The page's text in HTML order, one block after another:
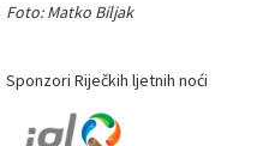
Foto: Matko Biljak
Sponzori Riječkih ljetnih noći